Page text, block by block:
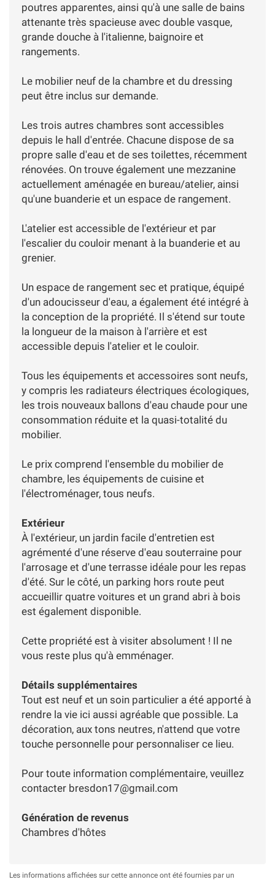
poutres apparentes, ainsi qu'à une salle de bains
attenante très spacieuse avec double vasque,
grande douche à l'italienne, baignoire et
rangements.
Le mobilier neuf de la chambre et du dressing
peut être inclus sur demande.
Les trois autres chambres sont accessibles
depuis le hall d'entrée. Chacune dispose de sa
propre salle d'eau et de ses toilettes, récemment
rénovées. On trouve également une mezzanine
actuellement aménagée en bureau/atelier, ainsi
qu'une buanderie et un espace de rangement.
L'atelier est accessible de l'extérieur et par
l'escalier du couloir menant à la buanderie et au
grenier.
Un espace de rangement sec et pratique, équipé
d'un adoucisseur d'eau, a également été intégré à
la conception de la propriété. Il s'étend sur toute
la longueur de la maison à l'arrière et est
accessible depuis l'atelier et le couloir.
Tous les équipements et accessoires sont neufs,
y compris les radiateurs électriques écologiques,
les trois nouveaux ballons d'eau chaude pour une
consommation réduite et la quasi-totalité du
mobilier.
Le prix comprend l'ensemble du mobilier de
chambre, les équipements de cuisine et
l'électroménager, tous neufs.
Extérieur
À l'extérieur, un jardin facile d'entretien est
agrémenté d'une réserve d'eau souterraine pour
l'arrosage et d'une terrasse idéale pour les repas
d'été. Sur le côté, un parking hors route peut
accueillir quatre voitures et un grand abri à bois
est également disponible.
Cette propriété est à visiter absolument ! Il ne
vous reste plus qu'à emménager.
Détails supplémentaires
Tout est neuf et un soin particulier a été apporté à
rendre la vie ici aussi agréable que possible. La
décoration, aux tons neutres, n'attend que votre
touche personnelle pour personnaliser ce lieu.
Pour toute information complémentaire, veuillez
contacter bresdon17@gmail.com
Génération de revenus
Chambres d'hôtes
Les informations affichées sur cette annonce ont été fournies par un